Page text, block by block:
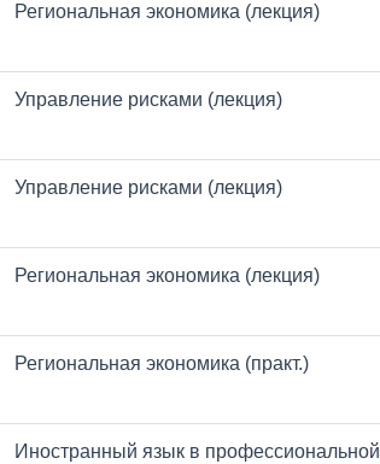
Региональная экономика (лекция)
Управление рисками (лекция)
Управление рисками (лекция)
Региональная экономика (лекция)
Региональная экономика (практ.)
Иностранный язык в профессиональной